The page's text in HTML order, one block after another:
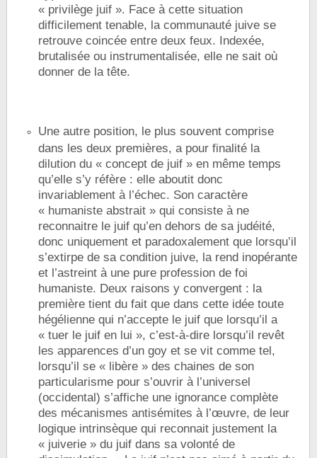
« privilège juif ». Face à cette situation
difficilement tenable, la communauté juive se
retrouve coincée entre deux feux. Indexée,
brutalisée ou instrumentalisée, elle ne sait où
donner de la tête.
Une autre position, le plus souvent comprise
dans les deux premières, a pour finalité la
dilution du « concept de juif » en même temps
qu’elle s’y réfère : elle aboutit donc
invariablement à l’échec. Son caractère
« humaniste abstrait » qui consiste à ne
reconnaitre le juif qu’en dehors de sa judéité,
donc uniquement et paradoxalement que lorsqu’il
s’extirpe de sa condition juive, la rend inopérante
et l’astreint à une pure profession de foi
humaniste. Deux raisons y convergent : la
première tient du fait que dans cette idée toute
hégélienne qui n’accepte le juif que lorsqu’il a
« tuer le juif en lui », c’est-à-dire lorsqu’il revêt
les apparences d’un goy et se vit comme tel,
lorsqu’il se « libère » des chaines de son
particularisme pour s’ouvrir à l’universel
(occidental) s’affiche une ignorance complète
des mécanismes antisémites à l’œuvre, de leur
logique intrinsèque qui reconnait justement la
« juiverie » du juif dans sa volonté de